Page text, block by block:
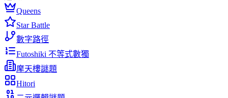
Queens
Star Battle
數字路徑
Futoshiki 不等式數獨
摩天樓謎題
Hitori